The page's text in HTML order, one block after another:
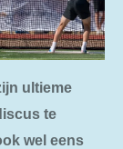
ultieme
te
wel eens